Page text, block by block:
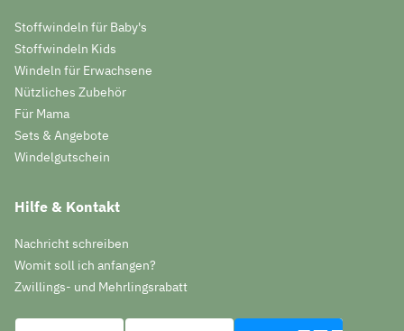
Stoffwindeln für Baby's
Stoffwindeln Kids
Windeln für Erwachsene
Nützliches Zubehör
Für Mama
Sets & Angebote
Windelgutschein
Hilfe & Kontakt
Nachricht schreiben
Womit soll ich anfangen?
Zwillings- und Mehrlingsrabatt